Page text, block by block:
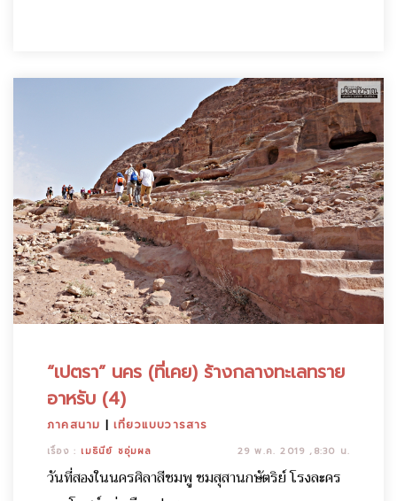
“เปตรา” นคร (ที่เคย) ร้างกลางทะเลทราย
อาหรับ (4)
ภาคสนาม |เที่ยวแบบวารสาร
เรื่อง : เมธินีย์ ชอุ่มผล 29 พ.ค. 2019 ,8:30 น.
วันที่สองในนครศิลาสีชมพู ชมสุสานกษัตริย์ โรงละคร